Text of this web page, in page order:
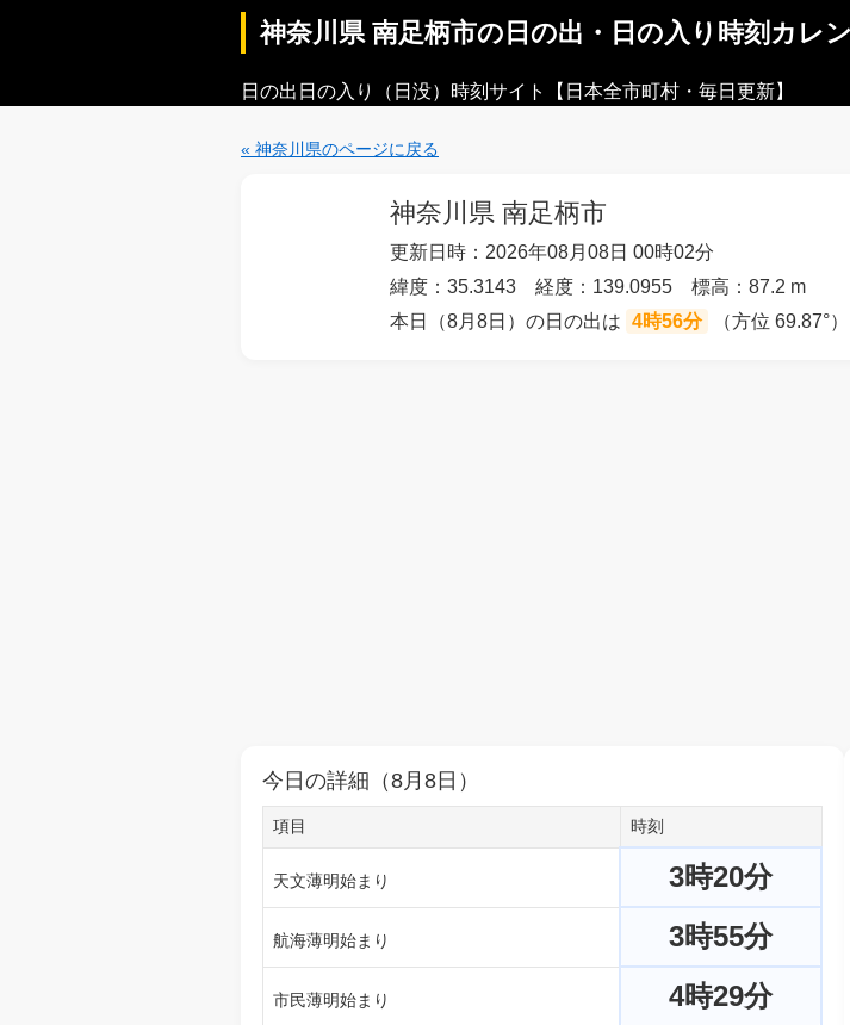
神奈川県 南足柄市の日の出・日の入り時刻カレ
日の出日の入り（日没）時刻サイト【日本全市町村・毎日更新】
« 神奈川県のページに戻る
神奈川県 南足柄市
更新日時：2026年08月08日 00時02分
緯度：35.3143 経度：139.0955 標高：87.2 m
本日（8月8日）の日の出は 4時56分 （方位 69.87°
今日の詳細（8月8日）
項目 時刻
天文薄明始まり 3時20分
航海薄明始まり 3時55分
市民薄明始まり 4時29分